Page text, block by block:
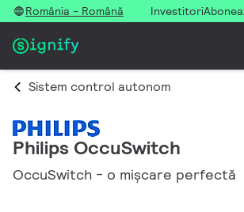
România - Română Investitori
Sistem control autonom
Philips OccuSwitch
OccuSwitch - o mişcare perfectă